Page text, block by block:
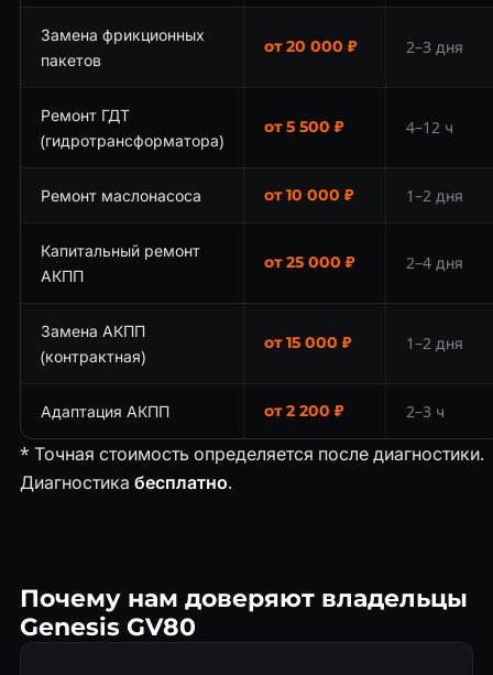
Замена фрикционных
пакетов
от 20 000 ₽ 2–3 дня
Ремонт ГДТ
(гидротрансформатора)
от 5 500 ₽ 4–12 ч
Ремонт маслонасоса от 10 000 ₽ 1–2 дня
Капитальный ремонт
АКПП
от 25 000 ₽ 2–4 дня
Замена АКПП
(контрактная)
от 15 000 ₽ 1–2 дня
Адаптация АКПП от 2 200 ₽ 2–3 ч
* Точная стоимость определяется после диагностики.
Диагностика бесплатно.
Почему нам доверяют владельцы
Genesis GV80